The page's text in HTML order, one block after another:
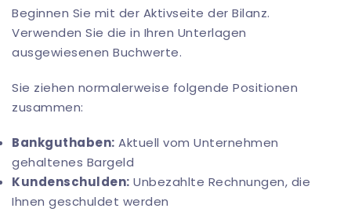
Beginnen Sie mit der Aktivseite der Bilanz.
Verwenden Sie die in Ihren Unterlagen
ausgewiesenen Buchwerte.
Sie ziehen normalerweise folgende Positionen
zusammen:
Bankguthaben: Aktuell vom Unternehmen
gehaltenes Bargeld
Kundenschulden: Unbezahlte Rechnungen, die
Ihnen geschuldet werden